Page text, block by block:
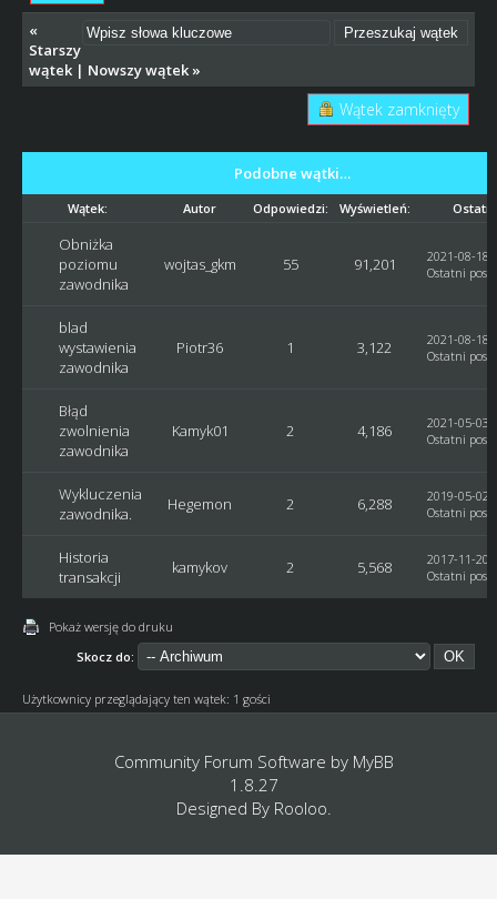
«
Starszy
wątek| Nowszy wątek»
Wątek zamknięty
Podobne wątki…
Wątek: Autor Odpowiedzi: Wyświetleń:
Obniżka
poziomu
zawodnika
wojtas_gkm 55 91,201
2021-08-18,
Ostatni post
blad
wystawienia
zawodnika
Piotr36 1 3,122
2021-08-18,
Ostatni post
Błąd
zwolnienia
zawodnika
Kamyk01 2 4,186
2021-05-03,
Ostatni post
Wykluczenia
zawodnika.
Hegemon 2 6,288
2019-05-02,
Ostatni post
Historia
transakcji
kamykov 2 5,568
2017-11-20,
Ostatni post
Pokaż wersję do druku
Skocz do:
Użytkownicy przeglądający ten wątek: 1 gości
Community Forum Software by MyBB
1.8.27
Designed By Rooloo